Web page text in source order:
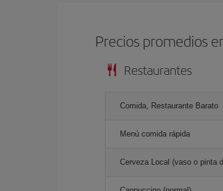
Precios promedios
Restaurantes
Comida, Restaurante Barato
Menú comida rápida
Cerveza Local (vaso o pinta